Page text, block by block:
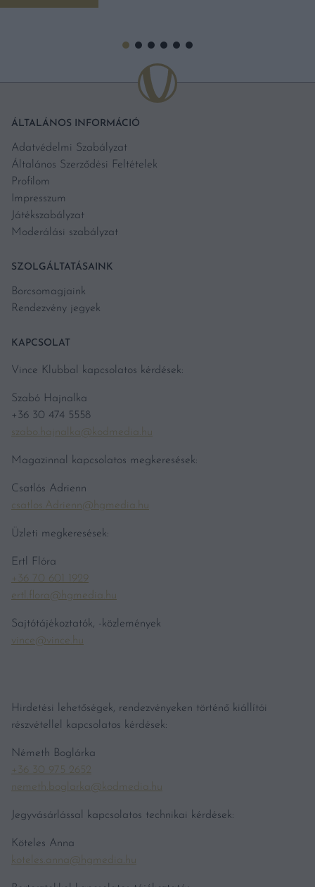
ÁLTALÁNOS INFORMÁCIÓ
Adatvédelmi Szabályzat
Általános Szerződési Feltételek
Profilom
Impresszum
Játékszabályzat
Moderálási szabályzat
SZOLGÁLTATÁSAINK
Borcsomagjaink
Rendezvény jegyek
KAPCSOLAT
Vince Klubbal kapcsolatos kérdések:
Szabó Hajnalka
+36 30 474 5558
szabo.hajnalka@kodmedia.hu
Magazinnal kapcsolatos megkeresések:
Csatlós Adrienn
csatlos.Adrienn@hgmedia.hu
Üzleti megkeresések:
Ertl Flóra
+36 70 601 1929
ertl.flora@hgmedia.hu
Sajtótájékoztatók, -közlemények
vince@vince.hu
Hirdetési lehetőségek, rendezvényeken történő kiállítói
részvétellel kapcsolatos kérdések:
Németh Boglárka
+36 30 975 2652
nemeth.boglarka@kodmedia.hu
Jegyvásárlással kapcsolatos technikai kérdések:
Köteles Anna
koteles.anna@hgmedia.hu